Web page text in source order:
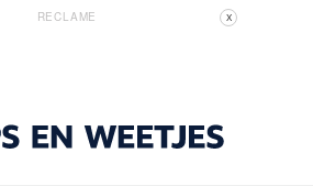
RECLAME X